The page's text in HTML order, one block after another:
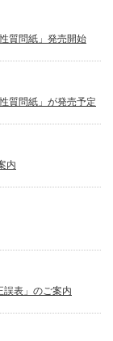
質問紙」発売開始
質問紙」が発売予定
内
表」のご案内